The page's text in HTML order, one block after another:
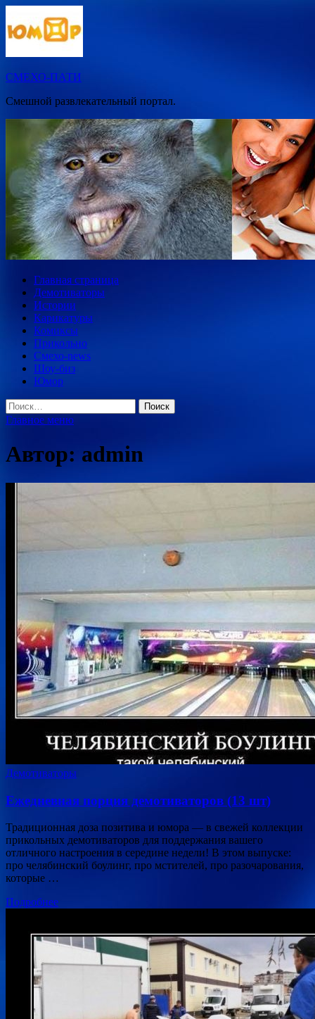
к
содержимому
СМЕХО-ПАТИ
Смешной развлекательный портал.
Главная страница
Демотиваторы
Истории
Карикатуры
Комиксы
Прикольно
Смехо-news
Шоу-биз
Юмор
Найти:
Главное меню
Автор: admin
Демотиваторы
Ежедневная порция демотиваторов (13 шт)
Традиционная доза позитива и юмора — в свежей коллекции
прикольных демотиваторов для поддержания вашего
отличного настроения в середине недели! В этом выпуске:
про челябинский боулинг, про мстителей, про разочарования,
которые …
Подробнее